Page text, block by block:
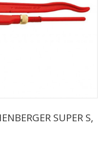
SUPER S,